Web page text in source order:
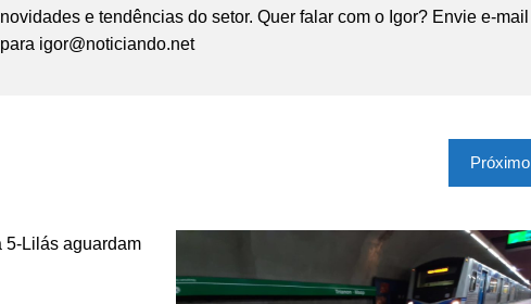
novidades e tendências do setor. Quer falar com o Igor? Envie e-mail
para igor@noticiando.net
Próximo